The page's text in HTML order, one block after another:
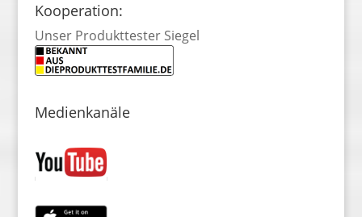
Kooperation:
Unser Produkttester Siegel
Medienkanäle